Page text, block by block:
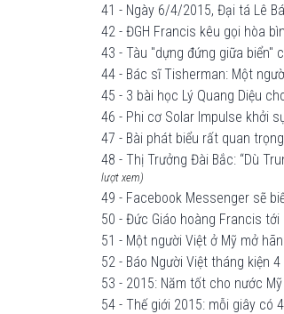
41 - Ngày 6/4/2015, Đại tá Lê
42 - ĐGH Francis kêu gọi hòa
43 - Tàu "dựng đứng giữa biển"
44 - Bác sĩ Tisherman: Một
45 - 3 bài học Lý Quang Diệu
46 - Phi cơ Solar Impulse khởi
47 - Bài phát biểu rất quan
48 - Thị Trưởng Đài Bắc: “Dù
lượt xem)
49 - Facebook Messenger sẽ
50 - Đức Giáo hoàng Francis
51 - Một người Việt ở Mỹ mở
52 - Báo Người Việt tháng kiện
53 - 2015: Năm tốt cho nước
54 - Thế giới 2015: mỗi giây có